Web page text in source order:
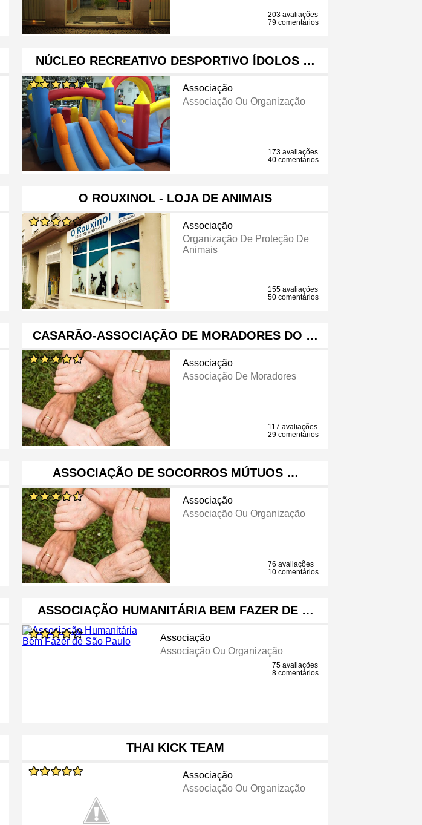
203 avaliações
79 comentários
NÚCLEO RECREATIVO DESPORTIVO ÍDOLOS …
Associação
Associação Ou Organização
173 avaliações
40 comentários
O ROUXINOL - LOJA DE ANIMAIS
Associação
Organização De Proteção De
Animais
155 avaliações
50 comentários
CASARÃO-ASSOCIAÇÃO DE MORADORES DO …
Associação
Associação De Moradores
117 avaliações
29 comentários
ASSOCIAÇÃO DE SOCORROS MÚTUOS …
Associação
Associação Ou Organização
76 avaliações
10 comentários
ASSOCIAÇÃO HUMANITÁRIA BEM FAZER DE …
Associação
Associação Ou Organização
75 avaliações
8 comentários
THAI KICK TEAM
Associação
Associação Ou Organização